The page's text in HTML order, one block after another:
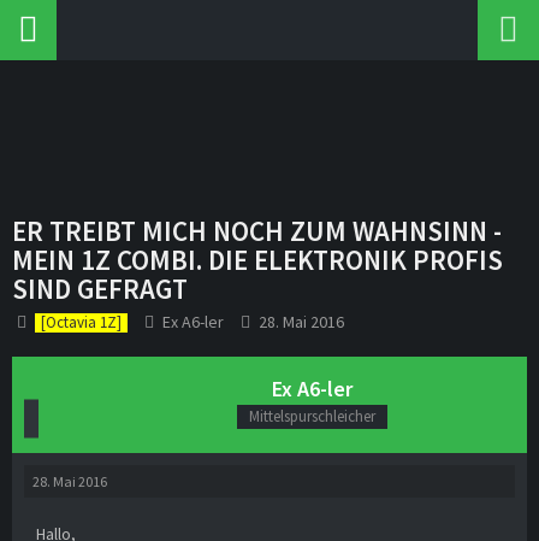
ER TREIBT MICH NOCH ZUM WAHNSINN -
MEIN 1Z COMBI. DIE ELEKTRONIK PROFIS
SIND GEFRAGT
[Octavia 1Z] Ex A6-ler 28. Mai 2016
Ex A6-ler
Mittelspurschleicher
28. Mai 2016
Hallo,